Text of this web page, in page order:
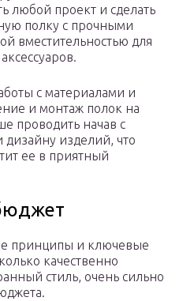
любой проект и сделать
полку с прочными
вместительностью для
с материалами и
и монтаж полок на
проводить начав с
дизайну изделий, что
ее в приятный
принципы и ключевые
качественно
стиль, очень сильно